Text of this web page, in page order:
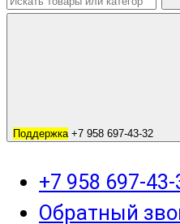
Поддержка+7 958 697-43-32
+7 958 697-43-
Обратный